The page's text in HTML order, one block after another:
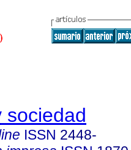
sociedad
ISSN 2448-